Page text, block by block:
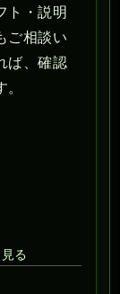
ト・説明
ご相談い
ば、確認
る